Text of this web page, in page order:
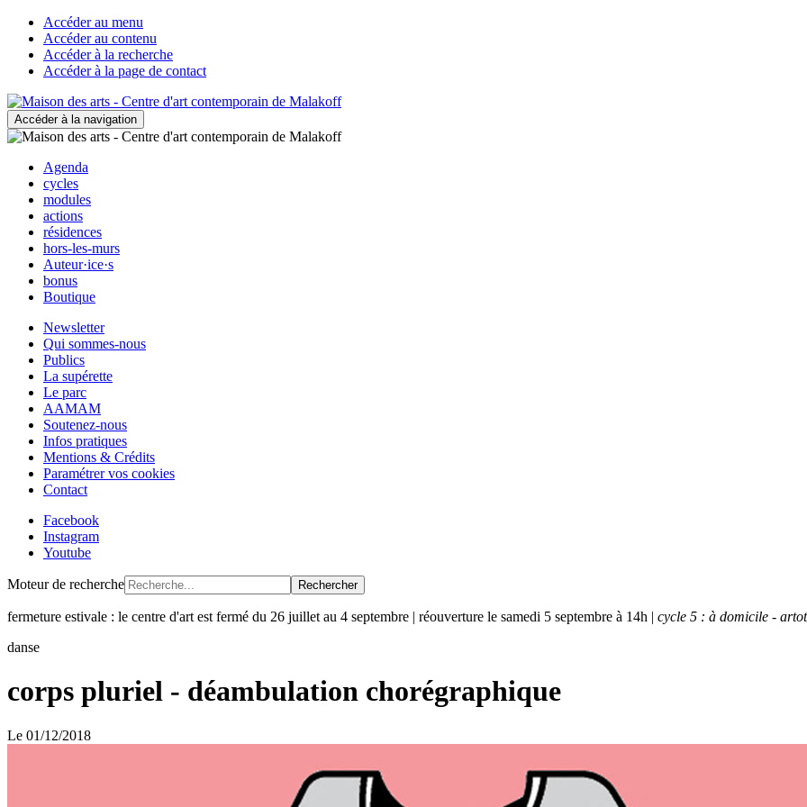
Accéder au menu
Accéder au contenu
Accéder à la recherche
Accéder à la page de contact
Accéder à la navigation
Agenda
cycles
modules
actions
résidences
hors-les-murs
Auteur·ice·s
bonus
Boutique
Newsletter
Qui sommes-nous
Publics
La supérette
Le parc
AAMAM
Soutenez-nous
Infos pratiques
Mentions & Crédits
Paramétrer vos cookies
Contact
Facebook
Instagram
Youtube
Moteur de recherche Rechercher
fermeture estivale : le centre d'art est fermé du 26 juillet au 4 septembre | réouverture le samedi 5 septembre à 14h | cycle 5 : à domicile -
danse
corps pluriel - déambulation chorégraphique
Le 01/12/2018